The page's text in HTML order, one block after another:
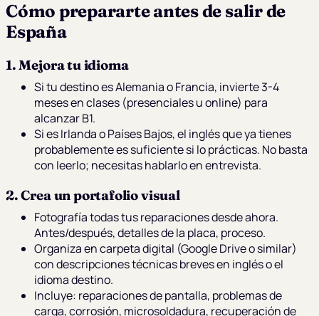
Cómo prepararte antes de salir de
España
1. Mejora tu idioma
Si tu destino es Alemania o Francia, invierte 3-4
meses en clases (presenciales u online) para
alcanzar B1.
Si es Irlanda o Países Bajos, el inglés que ya tienes
probablemente es suficiente si lo prácticas. No basta
con leerlo; necesitas hablarlo en entrevista.
2. Crea un portafolio visual
Fotografía todas tus reparaciones desde ahora.
Antes/después, detalles de la placa, proceso.
Organiza en carpeta digital (Google Drive o similar)
con descripciones técnicas breves en inglés o el
idioma destino.
Incluye: reparaciones de pantalla, problemas de
carga, corrosión, microsoldadura, recuperación de